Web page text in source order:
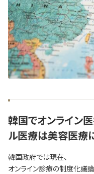
韓国でオンライン
ル医療は美容医療
韓国政府では現在、
オンライン診療の制度化議